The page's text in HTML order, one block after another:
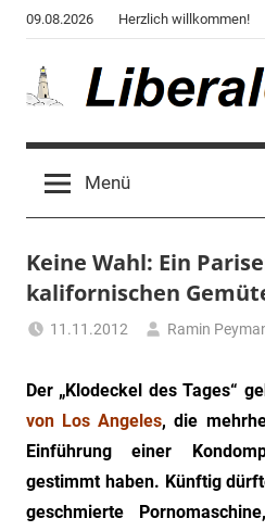
Zum
Inhalt
springen
09.08.2026 Herzlich willkommen!
Liberale
Warte
des
"Corona,
Klima,
"2020",
"Chronik
des
Untergangs",
"Das
Grauen"
Menü
Keine Wahl: Ein
kalifornischen
11.11.2012
Ramin
Der „Klodeckel des Tages“
von Los Angeles, die
Einführung einer
gestimmt haben. Künftig
geschmierte